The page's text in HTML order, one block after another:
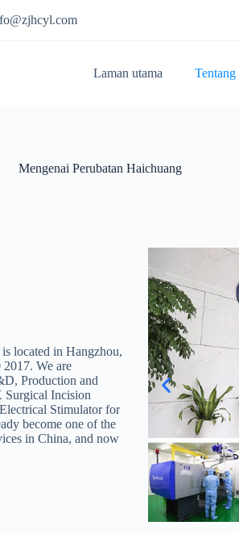
Laman utama Tentang
Mengenai Perubatan Haichuang
located in Hangzhou,
We are
Production and
Surgical Incision
Stimulator for
become one of the
in China, and now